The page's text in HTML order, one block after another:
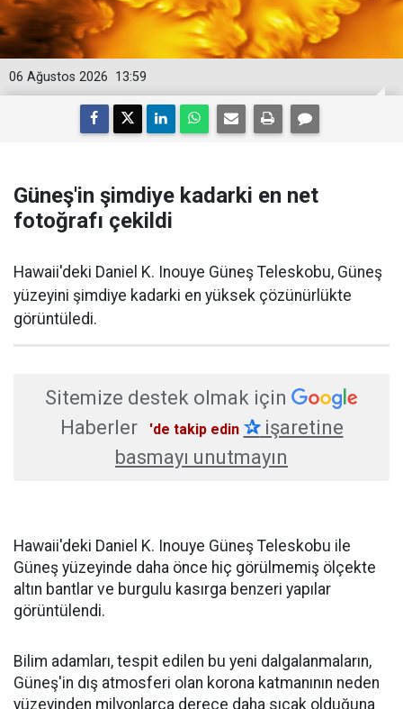
13:59
06 Ağustos 2026
Güneş'in şimdiye kadarki en net
fotoğrafı çekildi
Hawaii'deki Daniel K. Inouye Güneş Teleskobu, Güneş
yüzeyini şimdiye kadarki en yüksek çözünürlükte
görüntüledi.
Sitemize destek olmak için
Haberler
'de takip edin ✰işaretine
basmayı unutmayın
Hawaii'deki Daniel K. Inouye Güneş Teleskobu ile
Güneş yüzeyinde daha önce hiç görülmemiş ölçekte
altın bantlar ve burgulu kasırga benzeri yapılar
görüntülendi.
Bilim adamları, tespit edilen bu yeni dalgalanmaların,
Güneş'in dış atmosferi olan korona katmanının neden
yüzeyinden milyonlarca derece daha sıcak olduğuna